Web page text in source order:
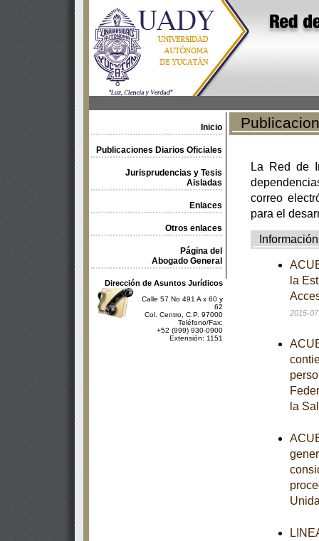
Inicio
Publicaciones Diarios Oficiales
Jurisprudencias y Tesis
Aisladas
Enlaces
Otros enlaces
Página del
Abogado General
Dirección de Asuntos Jurídicos
Calle 57 No 491 A x 60 y
62
Col. Centro, C.P. 97000
Teléfono/Fax:
+52 (999) 930-0900
Extensión: 1151
La Red de
correo
para el
Información
la
2015-
la